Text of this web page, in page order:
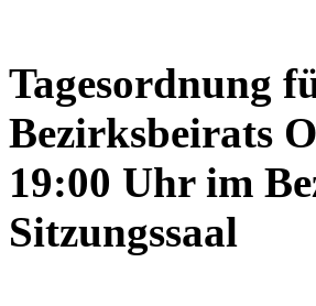
Tagesordnung
Bezirksbeirats
19:00 Uhr im
Sitzungssaal